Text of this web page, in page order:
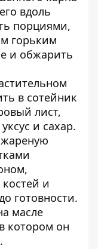
вдоль
порциями,
горьким
и обжарить
в сотейник
лист,
и сахар.
и
готовности.
масле
котором он